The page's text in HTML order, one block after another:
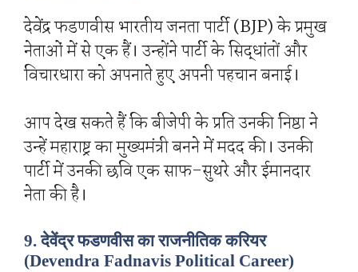
देवेंद्र फडणवीस भारतीय जनता पार्टी (BJP) के प्रमुख
नेताओं में से एक हैं। उन्होंने पार्टी के सिद्धांतों और
विचारधारा को अपनाते हुए अपनी पहचान बनाई।
आप देख सकते हैं कि बीजेपी के प्रति उनकी निष्ठा ने
उन्हें महाराष्ट्र का मुख्यमंत्री बनने में मदद की। उनकी
पार्टी में उनकी छवि एक साफ-सुथरे और ईमानदार
नेता की है।
9. देवेंद्र फडणवीस का राजनीतिक करियर
(Devendra Fadnavis Political Career)